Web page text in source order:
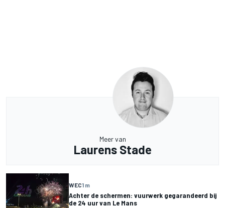
Meer van
Laurens Stade
WEC1 m
Achter de schermen: vuurwerk gegarandeerd bij
de 24 uur van Le Mans